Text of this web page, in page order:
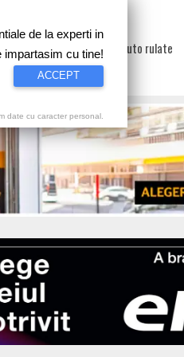
speciale Video Auto rulate
de la experti in
impartasim cu tine!
ACCEPT
date cu caracter personal.